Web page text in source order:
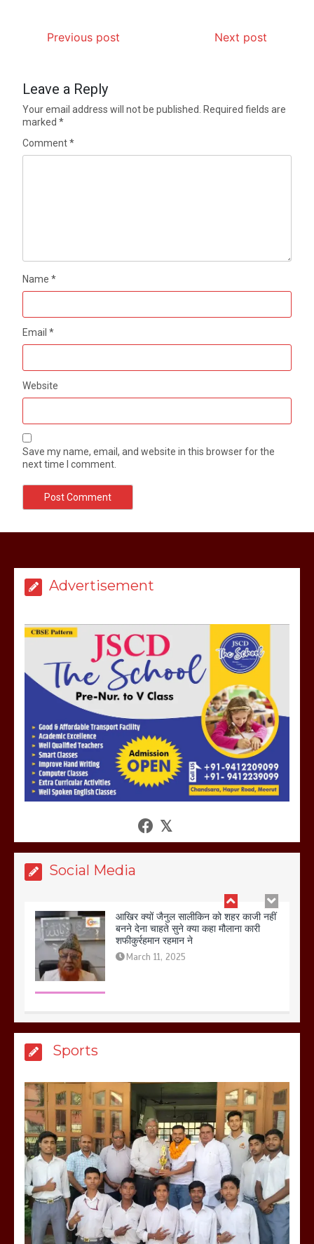
Previous post Next post
Leave a Reply
Your email address will not be published.
Required fields are
marked*
Comment*
Name*
Email*
Website
Save my name, email, and website in this browser for the
next time I comment.
Advertisement
Social Media
उठाकर खाते कुत्ते का वीडियो इंटरनेट पर जमकर
हो रहा वायरल
होलिका रखने पर लात मार कर होलिका को किया
तहस नहस,मोहल्ले वालों के साथ की गई गाली
गलोच ,कहा अगर रखी गई होली तो होगा खून
March 11, 2025
आखिर क्यों जैनुल सालीकिन को शहर काजी नहीं
शफीकुर्रहमान रहमान ने
बिजली विभाग से परेशान होकर बागपत में एक संत
ने सरकार को दी आमरण अनशन की चेतावनी
March 8, 2025
होलिका रखने पर लात मार कर होलिका को किया
तहस नहस,मोहल्ले वालों के साथ की गई गाली
गलोच ,कहा अगर रखी गई होली तो होगा खून
खराबा,
March 11, 2025
Sports